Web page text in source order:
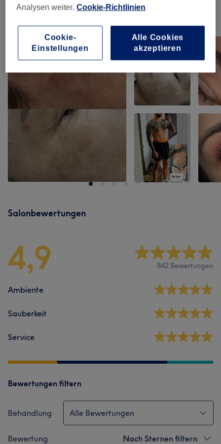
Salonbewertungen
4,9 842 Bewertungen
Ambiente
Sauberkeit
Service
Bewertungen filtern
Behandlung Alle Bewertungen
Bewertung Nach Sternen filtern
Analysen weiter. Cookie-Richtlinien
Cookie-
Einstellungen
Alle Cookies
akzeptieren